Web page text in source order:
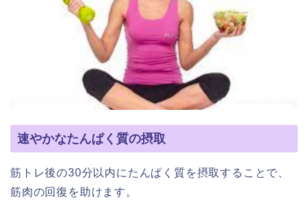
速やかなたんぱく質の摂取
筋トレ後の30分以内にたんぱく質を摂取することで、
筋肉の回復を助けます。